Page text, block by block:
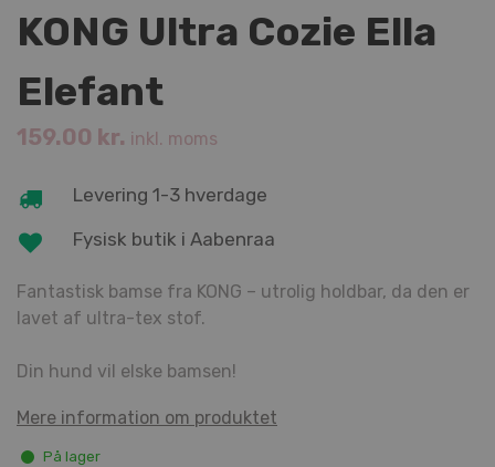
KONG Ultra Cozie Ella
Elefant
159.00 kr. inkl. moms
Levering 1-3 hverdage
Fysisk butik i Aabenraa
Fantastisk bamse fra KONG – utrolig holdbar, da den er
lavet af ultra-tex stof.
Din hund vil elske bamsen!
Mere information om produktet
På lager